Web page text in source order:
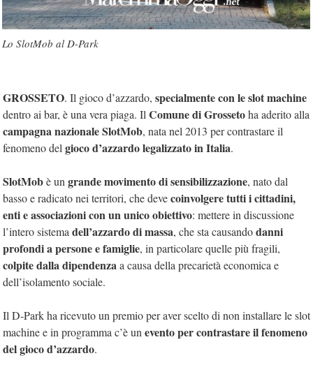
Lo SlotMob al D-Park
GROSSETO. Il gioco d’azzardo, specialmente con le slot machine
dentro ai bar, è una vera piaga. Il Comune di Grossetoha aderito alla
campagna nazionale SlotMob, nata nel 2013 per contrastare il
fenomeno del gioco d’azzardo legalizzato in Italia.
SlotMobè un grande movimento di sensibilizzazione, nato dal
basso e radicato nei territori, che devecoinvolgere tutti i cittadini,
enti e associazioni con un unico obiettivo: mettere in discussione
l’intero sistema dell’azzardo di massa, che sta causandodanni
profondi a persone e famiglie, in particolare quelle più fragili,
colpite dalla dipendenzaa causa della precarietà economica e
dell’isolamento sociale.
Il D-Park ha ricevuto un premio per aver scelto di non installare le slot
machine e in programma c’è un evento per contrastare il fenomeno
del gioco d’azzardo.